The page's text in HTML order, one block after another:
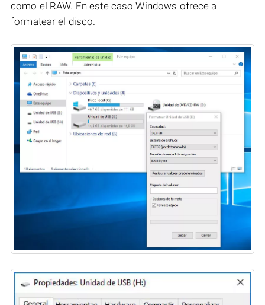
como el RAW. En este caso Windows ofrece a
formatear el disco.